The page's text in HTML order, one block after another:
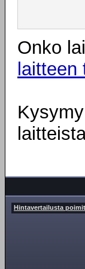
Onko
laitteen
Hintavertailusta